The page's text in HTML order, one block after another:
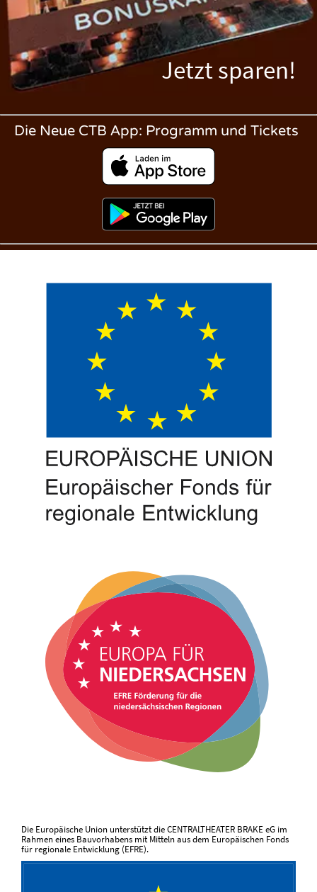
Jetzt sparen!
Die Neue CTB App: Programm und Tickets
Die Europäische Union unterstützt die CENTRALTHEATER BRAKE eG im
Rahmen eines Bauvorhabens mit Mitteln aus dem Europäischen Fonds
für regionale Entwicklung (EFRE).